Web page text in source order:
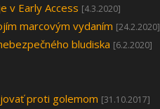
v Early Access [4.3.2020]
marcovým vydaním [24.2.2020]
bludiska [6.2.2020]
proti golemom [31.10.2017]